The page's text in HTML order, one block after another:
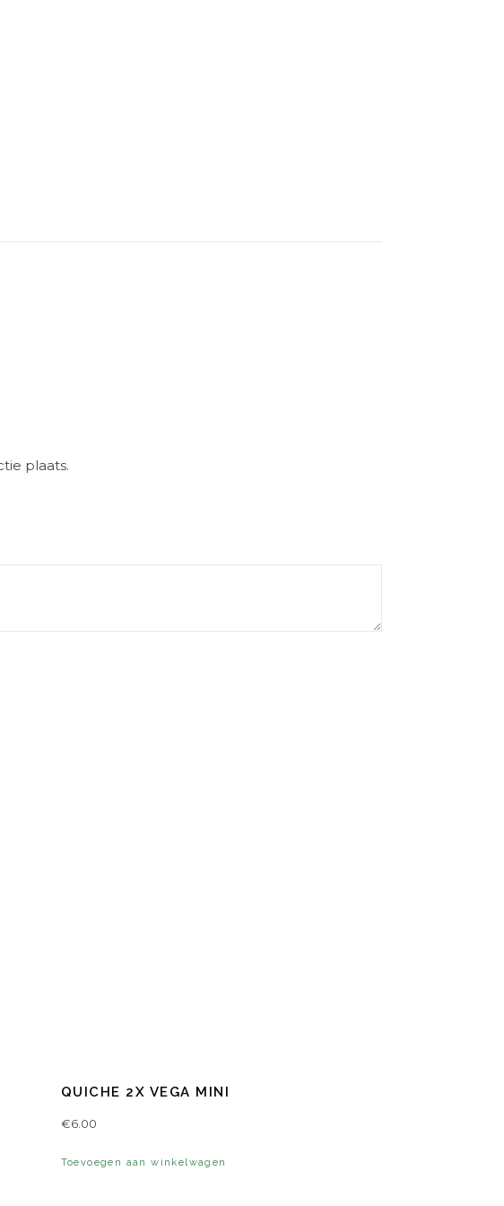
plaats.
QUICHE 2X VEGA MINI
€6.00
Toevoegen aan winkelwagen